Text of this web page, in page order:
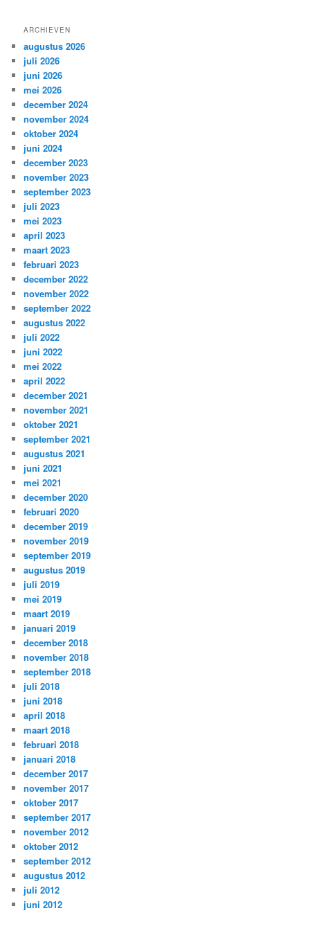
ARCHIEVEN
augustus 2026
juli 2026
juni 2026
mei 2026
december 2024
november 2024
oktober 2024
juni 2024
december 2023
november 2023
september 2023
juli 2023
mei 2023
april 2023
maart 2023
februari 2023
december 2022
november 2022
september 2022
augustus 2022
juli 2022
juni 2022
mei 2022
april 2022
december 2021
november 2021
oktober 2021
september 2021
augustus 2021
juni 2021
mei 2021
december 2020
februari 2020
december 2019
november 2019
september 2019
augustus 2019
juli 2019
mei 2019
maart 2019
januari 2019
december 2018
november 2018
september 2018
juli 2018
juni 2018
april 2018
maart 2018
februari 2018
januari 2018
december 2017
november 2017
oktober 2017
september 2017
november 2012
oktober 2012
september 2012
augustus 2012
juli 2012
juni 2012